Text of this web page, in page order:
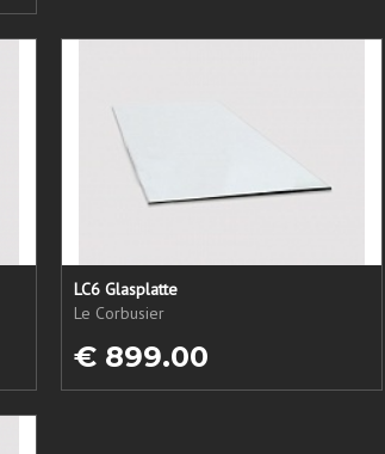
LC6 Glasplatte
Le Corbusier
€ 899.00